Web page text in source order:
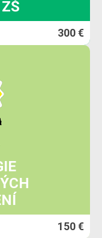
300 €
150 €